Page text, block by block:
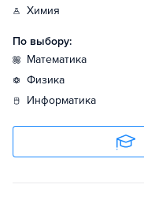
химия
По выбору:
математика
физика
информатика